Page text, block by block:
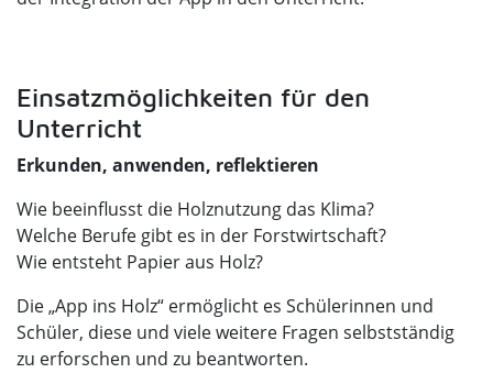
Einsatzmöglichkeiten für den
Unterricht
Erkunden, anwenden, reflektieren
Wie beeinflusst die Holznutzung das Klima?
Welche Berufe gibt es in der Forstwirtschaft?
Wie entsteht Papier aus Holz?
Die „App ins Holz“ ermöglicht es Schülerinnen und
Schüler, diese und viele weitere Fragen selbstständig
zu erforschen und zu beantworten.